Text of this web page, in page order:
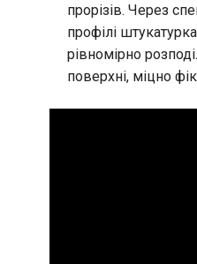
прорізів. Через
профілі
рівномірно
поверхні, міцно